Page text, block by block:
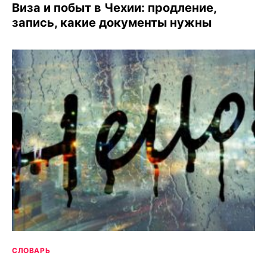
Виза и побыт в Чехии: продление,
запись, какие документы нужны
СЛОВАРЬ